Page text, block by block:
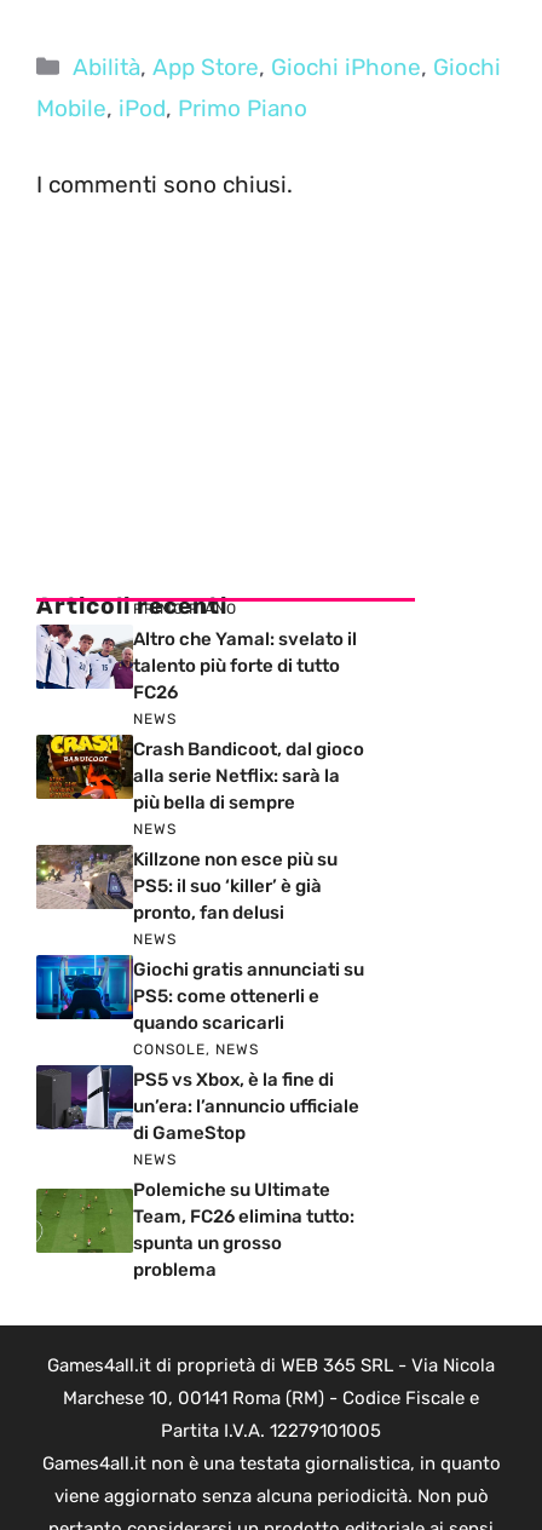
Categorie
Abilità,App Store, Giochi iPhone, Giochi
Mobile, iPod, Primo Piano
I commenti sono chiusi.
Articoli recenti
PRIMO PIANO
Altro che Yamal: svelato il
talento più forte di tutto
FC26
NEWS
Crash Bandicoot, dal gioco
alla serie Netflix: sarà la
più bella di sempre
NEWS
Killzone non esce più su
PS5: il suo ‘killer’ è già
pronto, fan delusi
NEWS
Giochi gratis annunciati su
PS5: come ottenerli e
quando scaricarli
CONSOLE, NEWS
PS5 vs Xbox, è la fine di
un’era: l’annuncio ufficiale
di GameStop
NEWS
Polemiche su Ultimate
Team, FC26 elimina tutto:
spunta un grosso
problema
Games4all.it di proprietà di WEB 365 SRL - Via Nicola
Marchese 10, 00141 Roma (RM) - Codice Fiscale e
Partita I.V.A. 12279101005
Games4all.it non è una testata giornalistica, in quanto
viene aggiornato senza alcuna periodicità. Non può